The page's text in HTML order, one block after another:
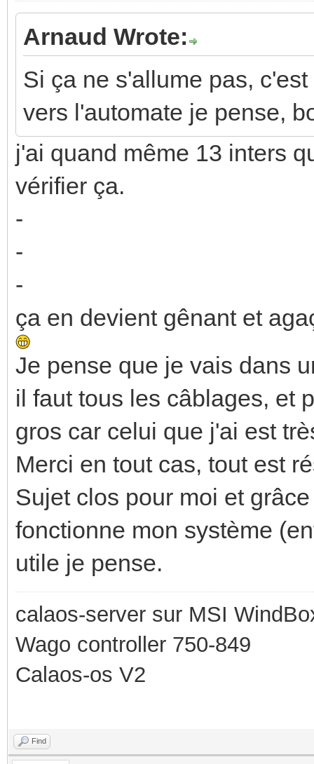
Arnaud Wrote:
Si ça ne s'allume pas,
vers l'automate je pense,
j'ai quand même 13 inters
vérifier ça.
-
-
-
ça en devient gênant et
Je pense que je vais dans
il faut tous les câblages, et
gros car celui que j'ai est
Merci en tout cas, tout est
Sujet clos pour moi et
fonctionne mon système
utile je pense.
calaos-server sur MSI
Wago controller 750-849
Calaos-os V2
Find